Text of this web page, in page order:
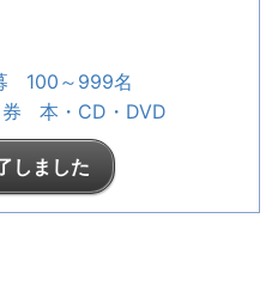
100～999名
本・CD・DVD
しました